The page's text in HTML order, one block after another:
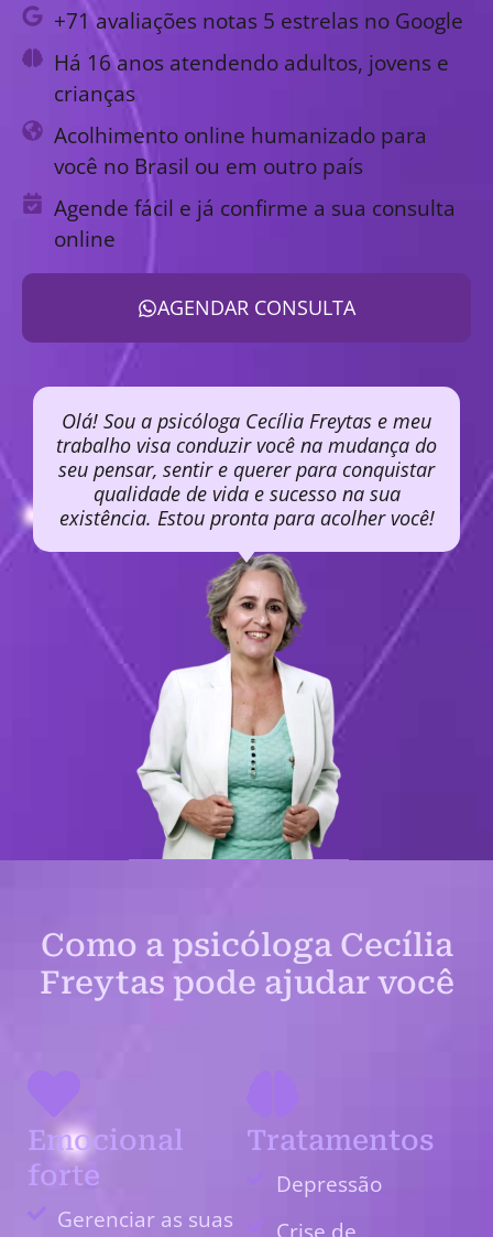
+71 avaliações notas 5 estrelas no Google
Há 16 anos atendendo adultos, jovens e
crianças
Acolhimento online humanizado para
você no Brasil ou em outro país
Agende fácil e já confirme a sua consulta
online
AGENDAR CONSULTA
Olá! Sou a psicóloga Cecília Freytas e meu
trabalho visa conduzir você na mudança do
seu pensar, sentir e querer para conquistar
qualidade de vida e sucesso na sua
existência. Estou pronta para acolher você!
Como a psicóloga Cecília
Freytas pode ajudar você
Emocional
forte
Gerenciar as suas
Tratamentos
Depressão